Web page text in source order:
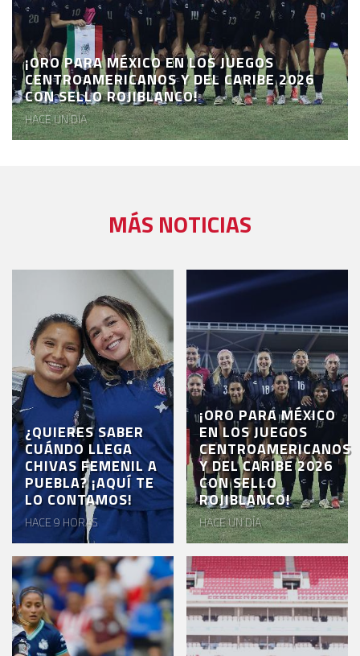
¡ORO PARA MÉXICO EN LOS JUEGOS
CENTROAMERICANOS Y DEL CARIBE 2026
CON SELLO ROJIBLANCO!
HACE UN DÍA
MÁS NOTICIAS
¿QUIERES SABER
CUÁNDO LLEGA
CHIVAS FEMENIL A
PUEBLA? ¡AQUÍ TE
LO CONTAMOS!
HACE 9 HORAS
¡ORO PARA MÉXICO
EN LOS JUEGOS
CENTROAMERICANOS
Y DEL CARIBE 2026
CON SELLO
ROJIBLANCO!
HACE UN DÍA